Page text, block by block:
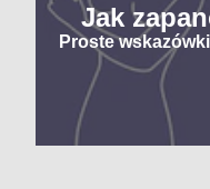
Jak
Proste